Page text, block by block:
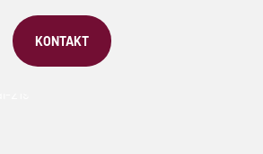
KONTAKT